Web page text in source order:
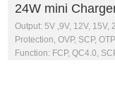
24W mini
Output: 5V ,9V, 12V,
Protection, OVP, SCP,
Function: FCP, QC4.0,